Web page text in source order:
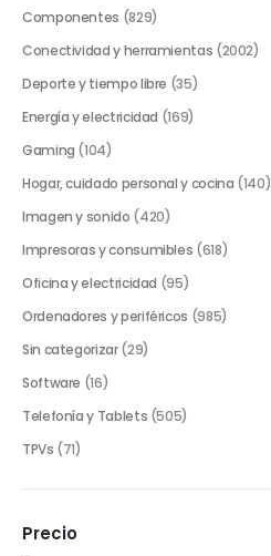
Componentes (829)
Conectividad y herramientas (2002)
Deporte y tiempo libre (35)
Energía y electricidad (169)
Gaming (104)
Hogar, cuidado personal y cocina (140)
Imagen y sonido (420)
Impresoras y consumibles (618)
Oficina y electricidad (95)
Ordenadores y periféricos (985)
Sin categorizar(29)
Software (16)
Telefonía y Tablets (505)
TPVs (71)
Precio